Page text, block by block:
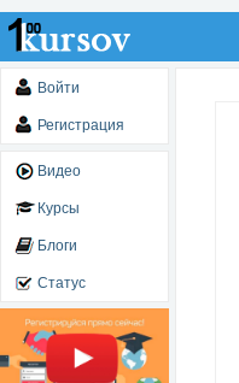
Войти
Регистрация
Видео
Курсы
Блоги
Статус